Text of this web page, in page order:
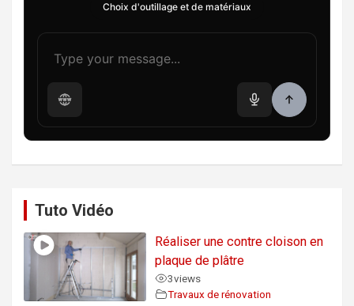
Choix d'outillage et de matériaux
Tuto Vidéo
Réaliser une contre cloison en
plaque de plâtre
3views
Travaux de rénovation